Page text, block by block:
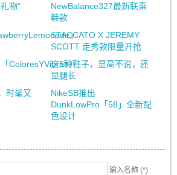
物”
NewBalance327最新联乘
鞋款
」
STACCATO X JEREMY
SCOTT 走秀款限量开抢
ColoresYVibras」这5种鞋子，显高不说，还
显腿长
时髦又
NikeSB推出
DunkLowPro「58」全新配
色设计
输入名称 (*)